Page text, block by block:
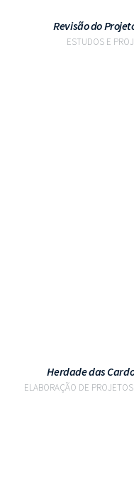
Revisão do
ESTUDOS E
Herdade das
ELABORAÇÃO DE